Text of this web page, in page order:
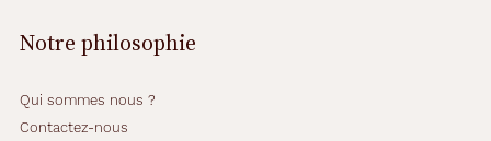
p
n
e
Notre philosophie
Qui sommes nous ?
Contactez-nous